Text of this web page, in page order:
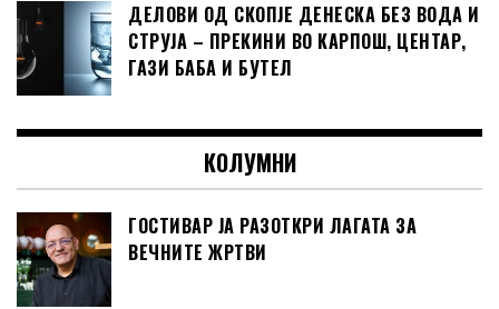
ДЕЛОВИ ОД СКОПЈЕ ДЕНЕСКА БЕЗ ВОДА И
СТРУЈА – ПРЕКИНИ ВО КАРПОШ, ЦЕНТАР,
ГАЗИ БАБА И БУТЕЛ
КОЛУМНИ
ГОСТИВАР ЈА РАЗОТКРИ ЛАГАТА ЗА
ВЕЧНИТЕ ЖРТВИ